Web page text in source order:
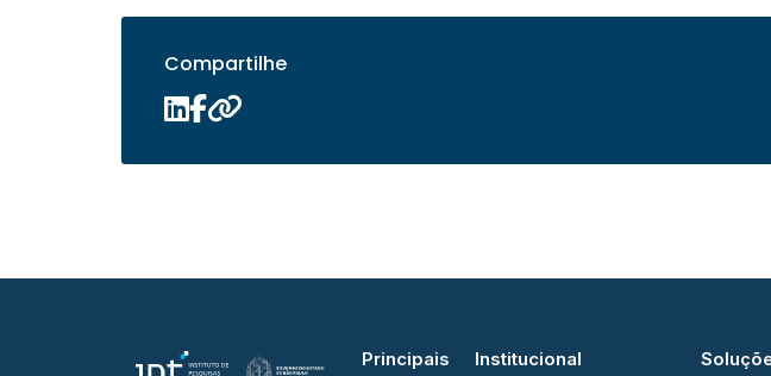
Compartilhe
Principais Institucional